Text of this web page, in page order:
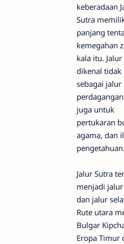
keberadaan
Sutra
panjang
kemegahan
kala itu.
dikenal tidak
sebagai jalur
juga untuk
pertukaran
agama, dan
pengetahuan.
Jalur Sutra
menjadi
dan jalur
Rute utara
Bulgar
Eropa Timur